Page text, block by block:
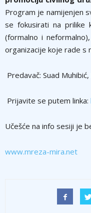
Program je namijenjen
se fokusirati na prilike
(formalno i
organizacije koje rade s
Predavač: Suad
Prijavite se putem linka:
Učešće na info sesiji je
www.mreza-mira.net